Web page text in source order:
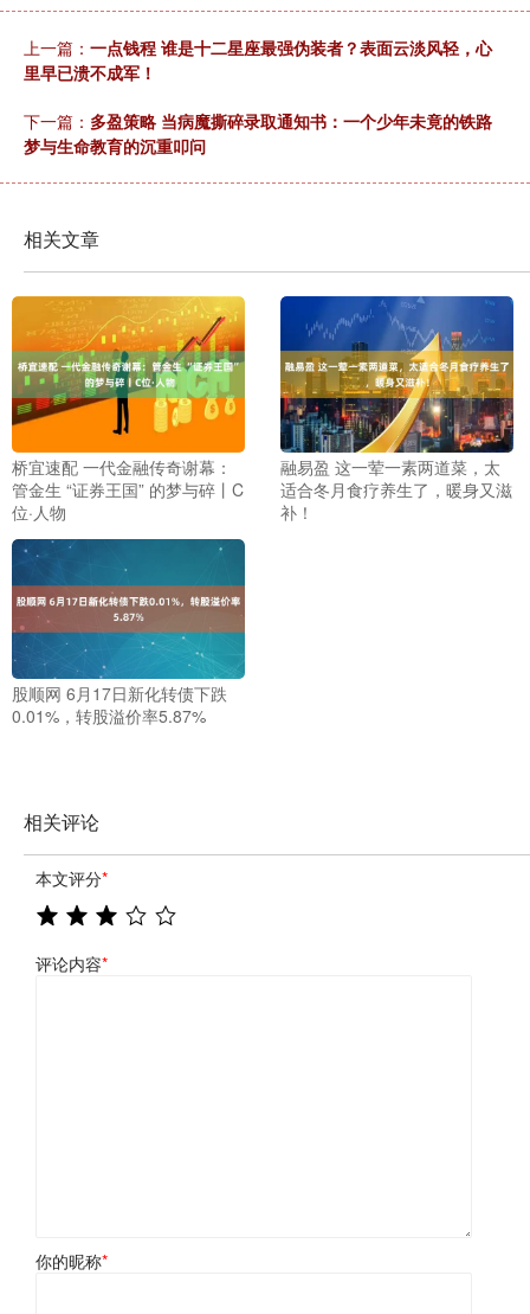
上一篇： 一点钱程 谁是十二星座最强伪装者？表面云淡风轻，心
里早已溃不成军！
下一篇： 多盈策略 当病魔撕碎录取通知书：一个少年未竟的铁路
梦与生命教育的沉重叩问
相关文章
桥宜速配 一代金融传奇谢幕：
管金生 “证券王国” 的梦与碎丨C
位·人物
融易盈 这一荤一素两道菜，太
适合冬月食疗养生了，暖身又滋
补！
股顺网 6月17日新化转债下跌
0.01%，转股溢价率5.87%
相关评论
本文评分*
评论内容*
你的昵称*